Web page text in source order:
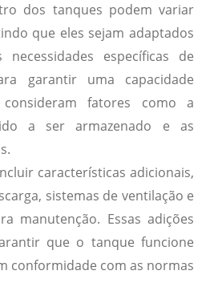
dos tanques podem variar
que eles sejam adaptados
específicas de
garantir uma capacidade
fatores como a
a ser armazenado e as
.
características adicionais,
, sistemas de ventilação e
manutenção. Essas adições
que o tanque funcione
conformidade com as normas